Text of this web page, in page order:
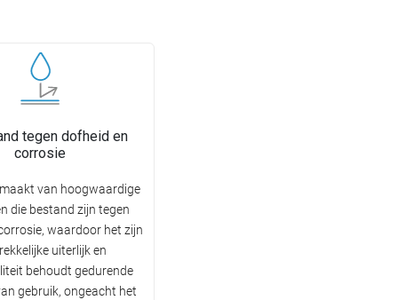
tegen dofheid en
corrosie
van hoogwaardige
die bestand zijn tegen
waardoor het zijn
uiterlijk en
behoudt gedurende
gebruik, ongeacht het